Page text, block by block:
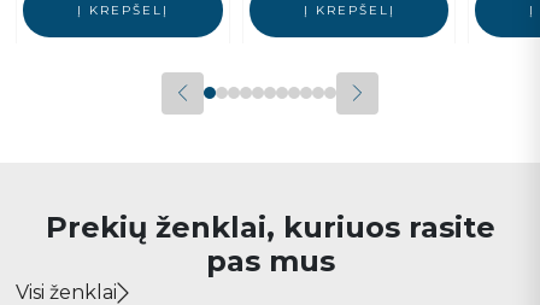
Į KREPŠELĮ Į KREPŠELĮ Į
Prekių ženklai, kuriuos rasite
pas mus
Visi ženklai